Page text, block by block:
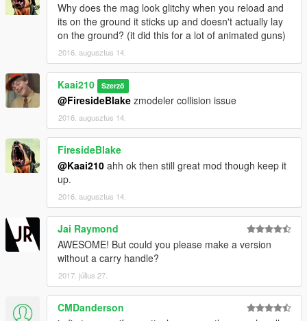
Why does the mag look glitchy when you reload and
its on the ground it sticks up and doesn't actually lay
on the ground? (it did this for a lot of animated guns)
2016. augusztus 14.
Kaai210 Szerző
@FiresideBlake zmodeler collision issue
2016. augusztus 14.
FiresideBlake
@Kaai210 ahh ok then still great mod though keep it
up.
2016. augusztus 14.
Jai Raymond
AWESOME! But could you please make a version
without a carry handle?
2017. július 27.
CMDanderson